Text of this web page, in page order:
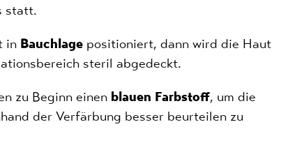
statt.
in Bauchlage positioniert, dann wird die Haut
steril abgedeckt.
zu Beginn einen blauen Farbstoff, um die
der Verfärbung besser beurteilen zu